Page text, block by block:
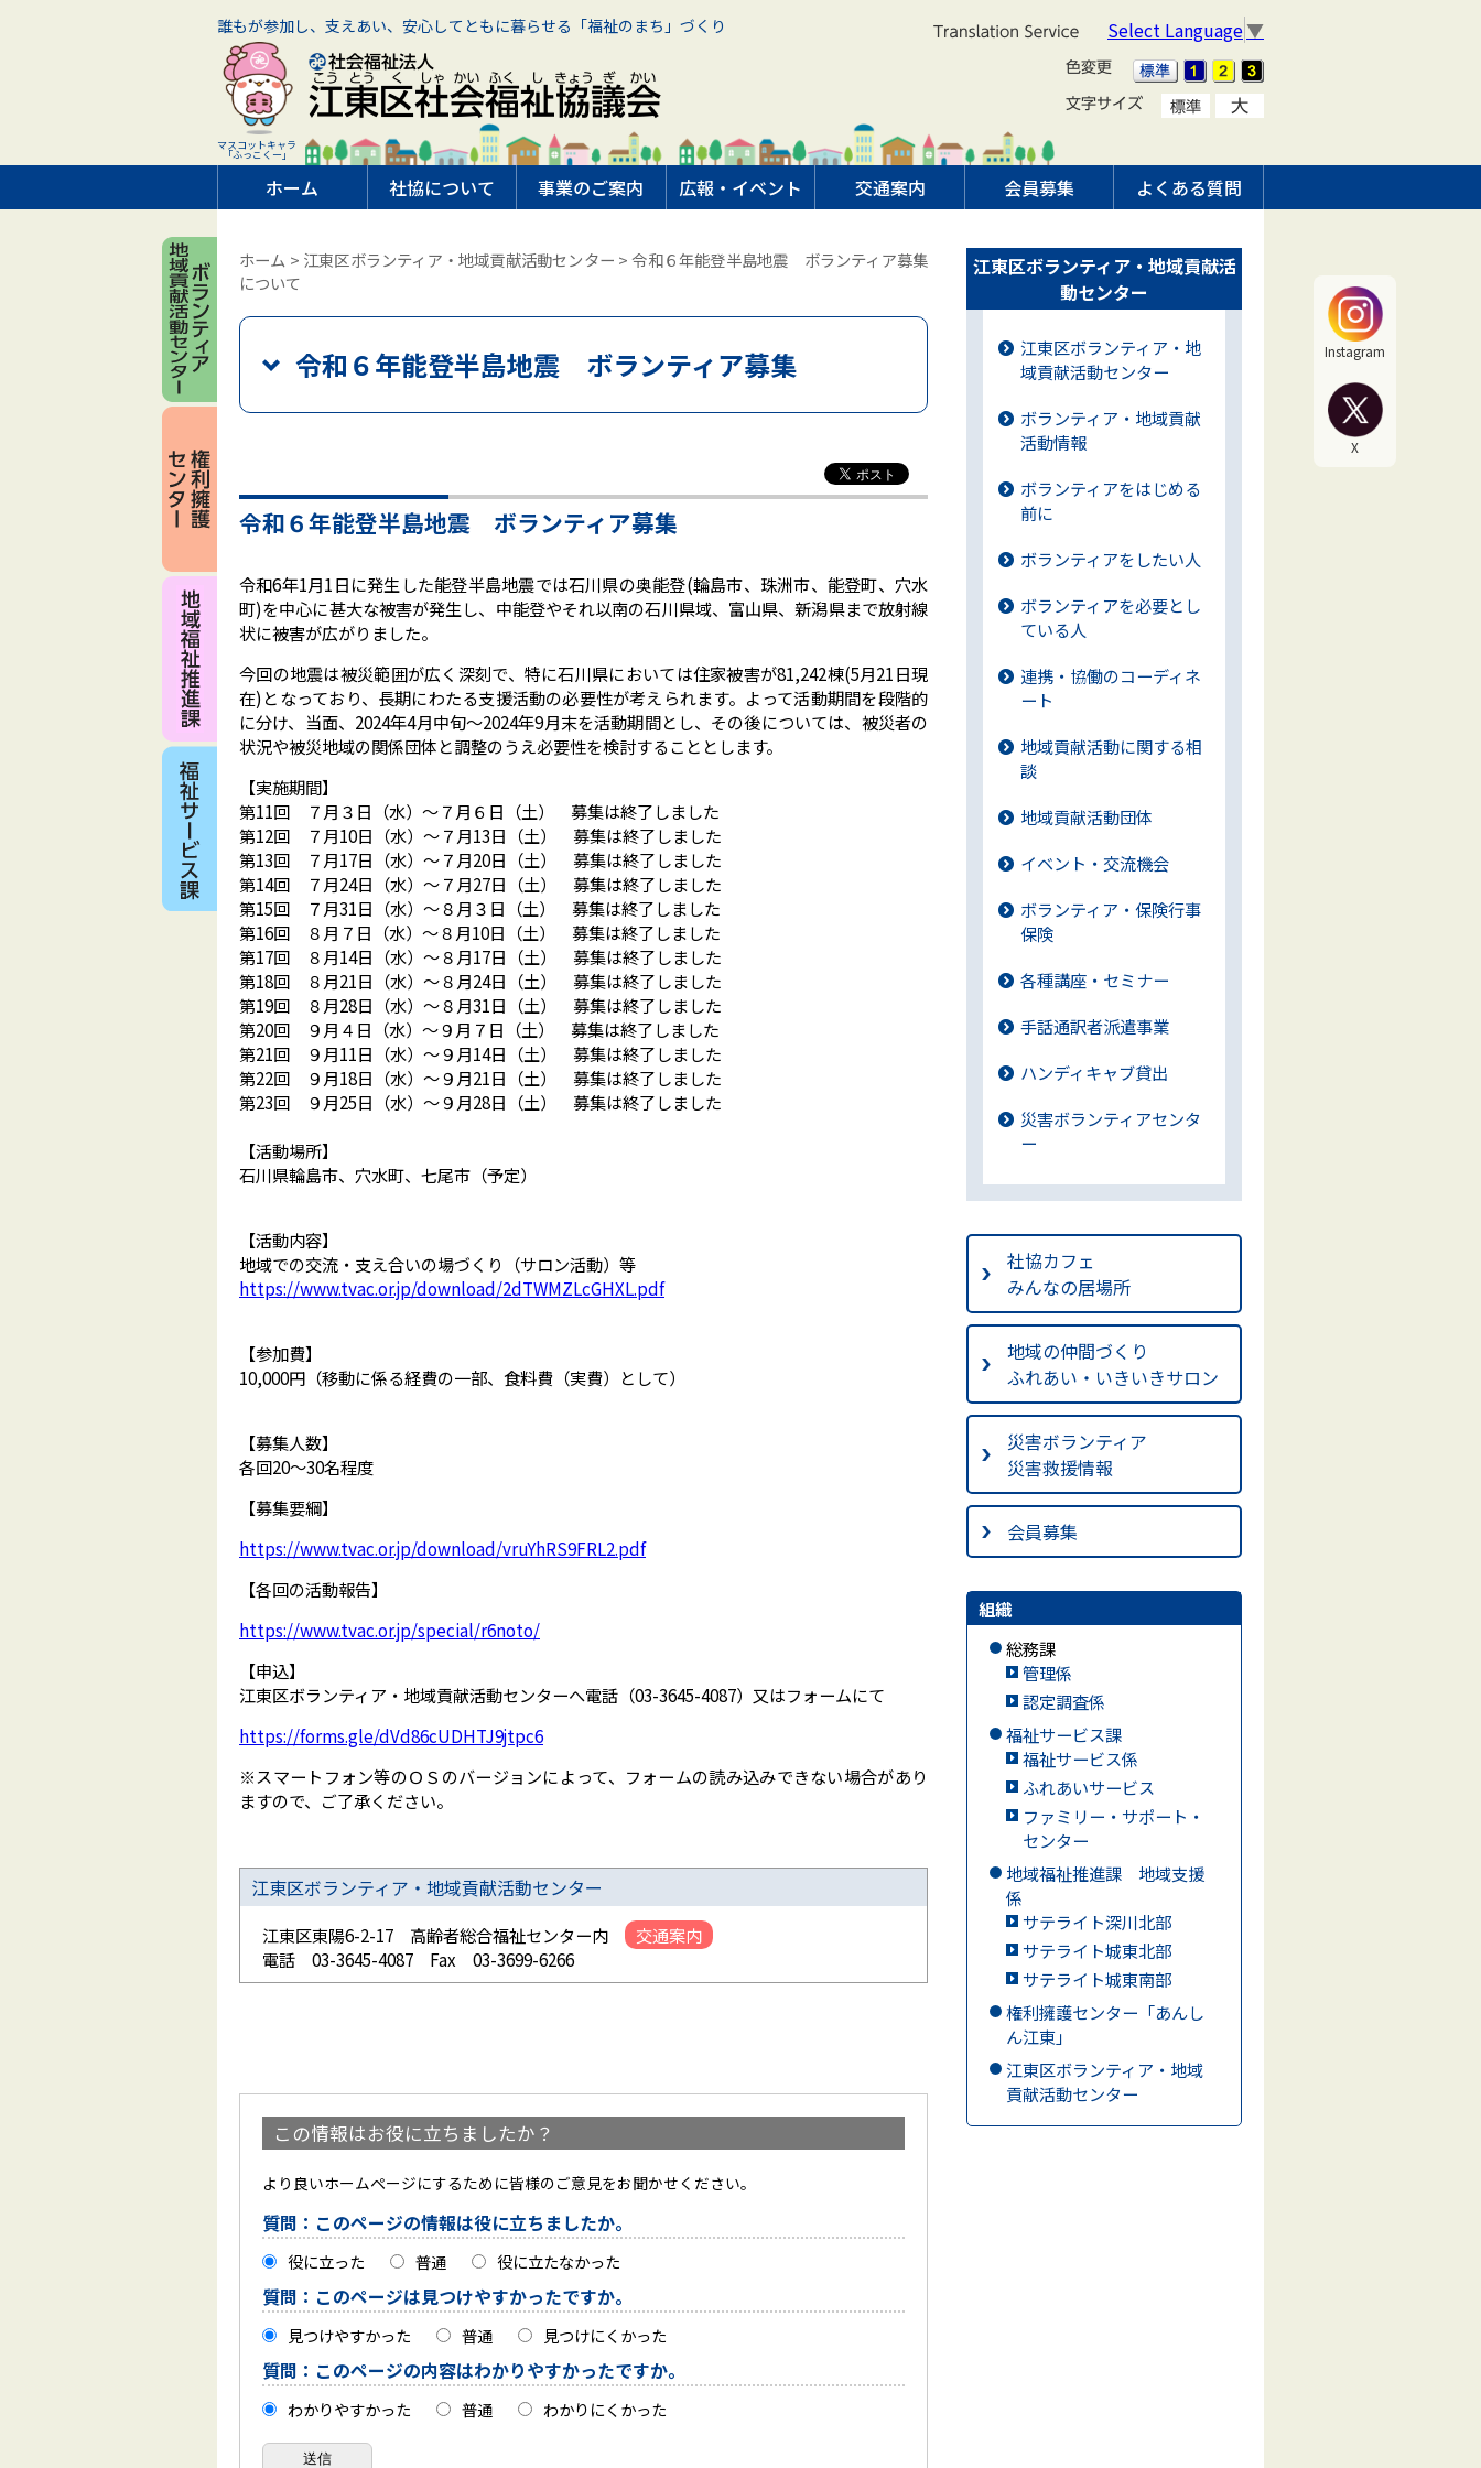
誰もが参加し、支えあい、安心してともに暮らせる「福祉のまち」づくり
マスコットキャラ
「ふっこくー」
Select Language▼
ホーム 社協について 事業のご案内 広報・イベント 交通案内 会員募集 よくある質問
ホーム > 江東区ボランティア・地域貢献活動センター > 令和６年能登半島地震 ボランティア募集
について
令和６年能登半島地震 ボランティア募集
令和６年能登半島地震 ボランティア募集
令和6年1月1日に発生した能登半島地震では石川県の奥能登(輪島市、珠洲市、能登町、穴水
町)を中心に甚大な被害が発生し、中能登やそれ以南の石川県域、富山県、新潟県まで放射線
状に被害が広がりました。
今回の地震は被災範囲が広く深刻で、特に石川県においては住家被害が81,242棟(5月21日現
在)となっており、長期にわたる支援活動の必要性が考えられます。よって活動期間を段階的
に分け、当面、2024年4月中旬～2024年9月末を活動期間とし、その後については、被災者の
状況や被災地域の関係団体と調整のうえ必要性を検討することとします。
【実施期間】
第11回 ７月３日（水）～７月６日（土） 募集は終了しました
第12回 ７月10日（水）～７月13日（土） 募集は終了しました
第13回 ７月17日（水）～７月20日（土） 募集は終了しました
第14回 ７月24日（水）～７月27日（土） 募集は終了しました
第15回 ７月31日（水）～８月３日（土） 募集は終了しました
第16回 ８月７日（水）～８月10日（土） 募集は終了しました
第17回 ８月14日（水）～８月17日（土） 募集は終了しました
第18回 ８月21日（水）～８月24日（土） 募集は終了しました
第19回 ８月28日（水）～８月31日（土） 募集は終了しました
第20回 ９月４日（水）～９月７日（土） 募集は終了しました
第21回 ９月11日（水）～９月14日（土） 募集は終了しました
第22回 ９月18日（水）～９月21日（土） 募集は終了しました
第23回 ９月25日（水）～９月28日（土） 募集は終了しました
【活動場所】
石川県輪島市、穴水町、七尾市（予定）
【活動内容】
地域での交流・支え合いの場づくり（サロン活動）等
https://www.tvac.or.jp/download/2dTWMZLcGHXL.pdf
【参加費】
10,000円（移動に係る経費の一部、食料費（実費）として）
【募集人数】
各回20～30名程度
【募集要綱】
https://www.tvac.or.jp/download/vruYhRS9FRL2.pdf
【各回の活動報告】
https://www.tvac.or.jp/special/r6noto/
【申込】
江東区ボランティア・地域貢献活動センターへ電話（03-3645-4087）又はフォームにて
https://forms.gle/dVd86cUDHTJ9jtpc6
※スマートフォン等のＯＳのバージョンによって、フォームの読み込みできない場合があり
ますので、ご了承ください。
江東区ボランティア・地域貢献活動センター
江東区東陽6-2-17 高齢者総合福祉センター内
交通案内
電話 03-3645-4087 Fax 03-3699-6266
この情報はお役に立ちましたか？
より良いホームページにするために皆様のご意見をお聞かせください。
質問：このページの情報は役に立ちましたか。
役に立った 普通 役に立たなかった
質問：このページは見つけやすかったですか。
見つけやすかった 普通 見つけにくかった
質問：このページの内容はわかりやすかったですか。
わかりやすかった 普通 わかりにくかった
江東区ボランティア・地域貢献活
動センター
江東区ボランティア・地
域貢献活動センター
ボランティア・地域貢献
活動情報
ボランティアをはじめる
前に
ボランティアをしたい人
ボランティアを必要とし
ている人
連携・協働のコーディネ
ート
地域貢献活動に関する相
談
地域貢献活動団体
イベント・交流機会
ボランティア・保険行事
保険
各種講座・セミナー
手話通訳者派遣事業
ハンディキャブ貸出
災害ボランティアセンタ
ー
社協カフェ
みんなの居場所
地域の仲間づくり
ふれあい・いきいきサロン
災害ボランティア
災害救援情報
会員募集
組織
総務課
管理係
認定調査係
福祉サービス課
福祉サービス係
ふれあいサービス
ファミリー・サポート・
センター
地域福祉推進課 地域支援
係
サテライト深川北部
サテライト城東北部
サテライト城東南部
権利擁護センター「あんし
ん江東」
江東区ボランティア・地域
貢献活動センター
Instagram
X